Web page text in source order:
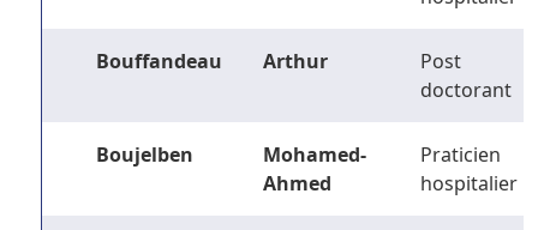
Bouffandeau Arthur
Post
doctorant
Boujelben
Mohamed-
Ahmed
Praticien
hospitalier